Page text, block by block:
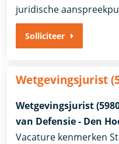
juridische
Solliciteer
Wetgevingsjurist
Wetgevingsjurist
van Defensie - Den
Vacature kenmerken